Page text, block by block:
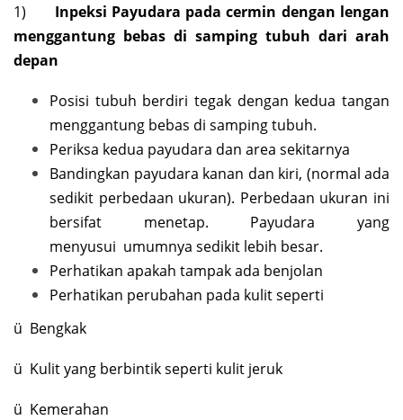
1) Inpeksi Payudara pada cermin dengan lengan
menggantung bebas di samping tubuh dari arah
depan
Posisi tubuh berdiri tegak dengan kedua tangan
menggantung bebas di samping tubuh.
Periksa kedua payudara dan area sekitarnya
Bandingkan payudara kanan dan kiri, (normal ada
sedikit perbedaan ukuran). Perbedaan ukuran ini
bersifat menetap. Payudara yang
menyusui umumnya sedikit lebih besar.
Perhatikan apakah tampak ada benjolan
Perhatikan perubahan pada kulit seperti
ü Bengkak
ü Kulit yang berbintik seperti kulit jeruk
ü Kemerahan